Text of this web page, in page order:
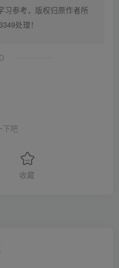
习参考，版权归原作者所
处理！
下吧
收藏